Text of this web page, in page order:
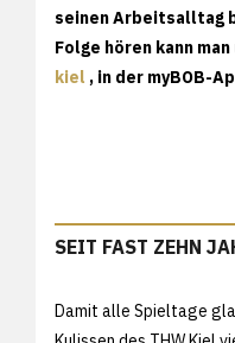
seinen Arbeitsalltag
Folge hören kann
kiel , in der myBOB-
SEIT FAST ZEHN
Damit alle Spieltage